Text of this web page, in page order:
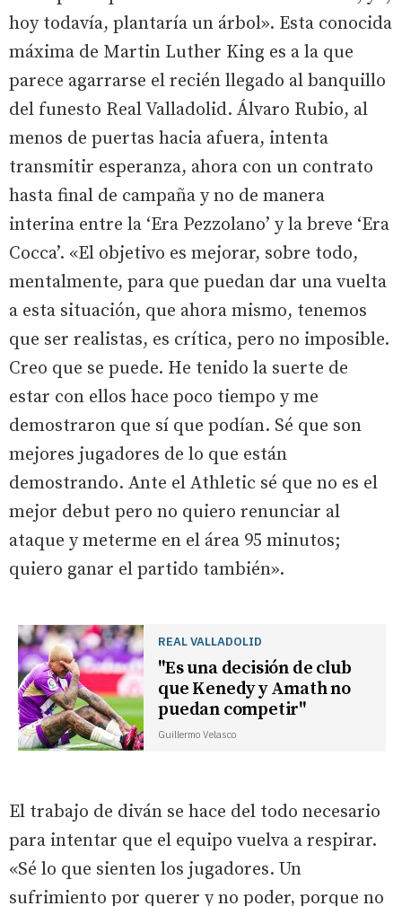
hoy todavía, plantaría un árbol». Esta conocida
máxima de Martin Luther King es a la que
parece agarrarse el recién llegado al banquillo
del funesto Real Valladolid. Álvaro Rubio, al
menos de puertas hacia afuera, intenta
transmitir esperanza, ahora con un contrato
hasta final de campaña y no de manera
interina entre la ‘Era Pezzolano’ y la breve ‘Era
Cocca’. «El objetivo es mejorar, sobre todo,
mentalmente, para que puedan dar una vuelta
a esta situación, que ahora mismo, tenemos
que ser realistas, es crítica, pero no imposible.
Creo que se puede. He tenido la suerte de
estar con ellos hace poco tiempo y me
demostraron que sí que podían. Sé que son
mejores jugadores de lo que están
demostrando. Ante el Athletic sé que no es el
mejor debut pero no quiero renunciar al
ataque y meterme en el área 95 minutos;
quiero ganar el partido también».
REAL VALLADOLID
"Es una decisión de club
que Kenedy y Amath no
puedan competir"
Guillermo Velasco
El trabajo de diván se hace del todo necesario
para intentar que el equipo vuelva a respirar.
«Sé lo que sienten los jugadores. Un
sufrimiento por querer y no poder, porque no